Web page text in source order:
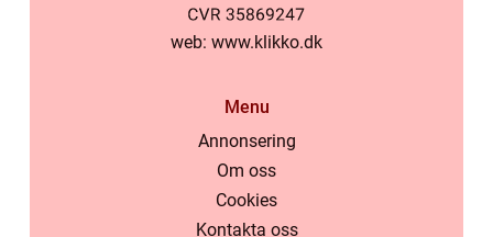
web: www.klikko.dk
Menu
Annonsering
Om oss
Cookies
Kontakta oss